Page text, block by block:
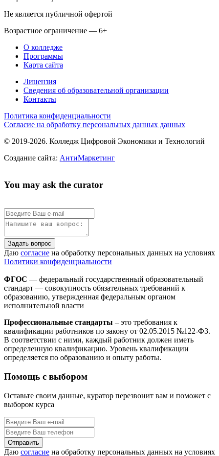
Не является публичной офертой
Возрастное ограничение — 6+
О колледже
Программы
Карта сайта
Лицензия
Сведения об образовательной организации
Контакты
Политика конфиденциальности
Согласие на обработку персональных данных данных
© 2019-2026. Колледж Цифровой Экономики и Технологий
Создание сайта: АнтиМаркетинг
You may ask the curator
Задать вопрос
Даю согласие на обработку персональных данных на условиях
Политики конфиденциальности
ФГОС — федеральный государственный образовательный
стандарт — совокупность обязательных требований к
образованию, утвержденная федеральным органом
исполнительной власти
Профессиональные стандарты – это требования к
квалификации работников по закону от 02.05.2015 №122-ФЗ.
В соответствии с ними, каждый работник должен иметь
определенную квалификацию. Уровень квалификации
определяется по образованию и опыту работы.
Помощь с выбором
Оставьте своим данные, куратор перезвонит вам и поможет с
выбором курса
Даю согласие на обработку персональных данных на условиях